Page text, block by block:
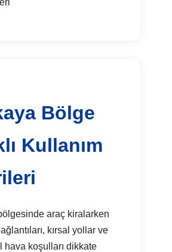
Bölge
Kullanım
araç kiralarken
kırsal yollar ve
hava koşulları dikkate